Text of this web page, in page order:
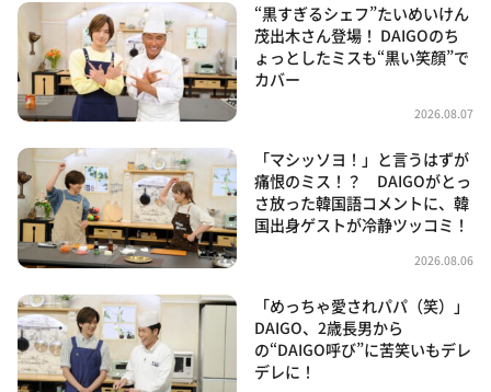
“黒すぎるシェフ”たいめいけん
茂出木さん登場！ DAIGOのち
ょっとしたミスも“黒い笑顔”で
カバー
2026.08.07
「マシッソヨ！」と言うはずが
痛恨のミス！？ DAIGOがとっ
さ放った韓国語コメントに、韓
国出身ゲストが冷静ツッコミ！
2026.08.06
「めっちゃ愛されパパ（笑）」
DAIGO、2歳長男から
の“DAIGO呼び”に苦笑いもデレ
デレに！